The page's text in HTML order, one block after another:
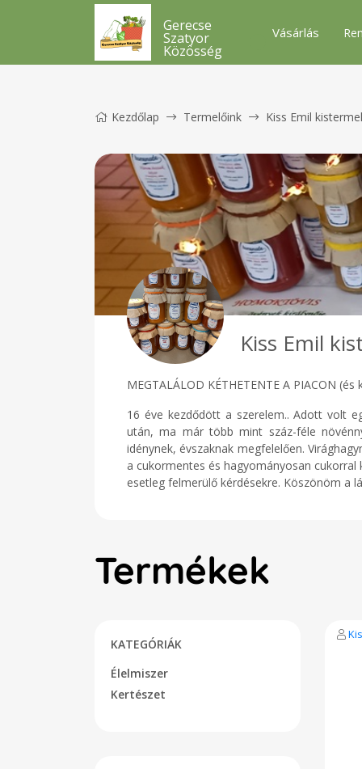
Gerecse
Szatyor
Közösség
Vásárlás
Kezdőlap Termelőink Kiss Emil
Kiss Emil
MEGTALÁLOD KÉTHETENTE A PIACON
16 éve kezdődött a szerelem.. Adott volt
után, ma már több mint száz-féle
idénynek, évszaknak megfelelően.
a cukormentes és hagyományosan
esetleg felmerülő kérdésekre. Köszönöm a
Termékek
KATEGÓRIÁK
Élelmiszer
Kertészet